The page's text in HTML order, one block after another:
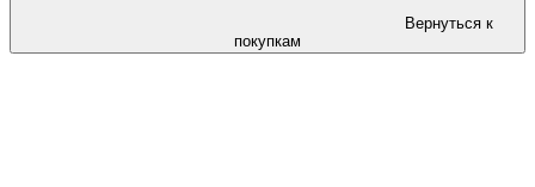
Вернуться к
покупкам